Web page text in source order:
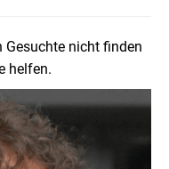
Gesuchte nicht finden
helfen.